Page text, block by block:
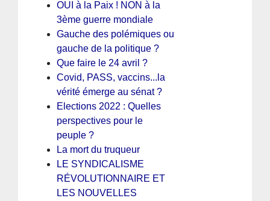
OUI à la Paix ! NON à la
3ème guerre mondiale
Gauche des polémiques ou
gauche de la politique ?
Que faire le 24 avril ?
Covid, PASS, vaccins...la
vérité émerge au sénat ?
Elections 2022 : Quelles
perspectives pour le
peuple ?
La mort du truqueur
LE SYNDICALISME
RÉVOLUTIONNAIRE ET
LES NOUVELLES